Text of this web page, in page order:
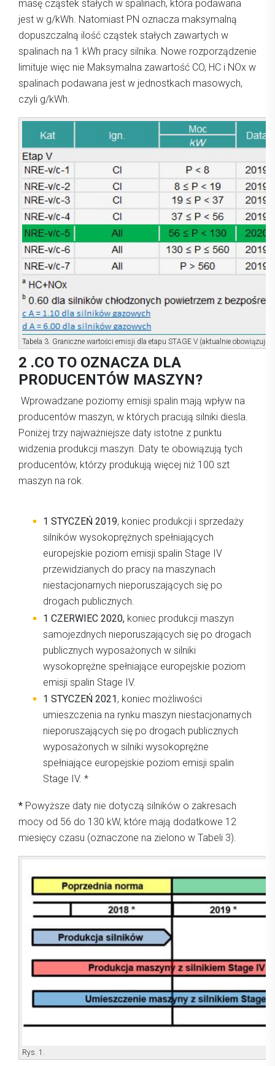
masę cząstek stałych w spalinach, która podawana
jest w g/kWh. Natomiast PN oznacza maksymalną
dopuszczalną ilość cząstek stałych zawartych w
spalinach na 1 kWh pracy silnika. Nowe rozporządzenie
limituje więc nie Maksymalna zawartość CO, HC i NOx w
spalinach podawana jest w jednostkach masowych,
czyli g/kWh.
Tabela 3. Graniczne wartości emisji dla etapu STAGE V (aktualnie
2 .CO TO OZNACZA DLA
PRODUCENTÓW MASZYN?
Wprowadzane poziomy emisji spalin mają wpływ na
producentów maszyn, w których pracują silniki diesla.
Poniżej trzy najważniejsze daty istotne z punktu
widzenia produkcji maszyn. Daty te obowiązują tych
producentów, którzy produkują więcej niż 100 szt
maszyn na rok.
1 STYCZEŃ 2019, koniec produkcji i sprzedaży
silników wysokoprężnych spełniających
europejskie poziom emisji spalin Stage IV
przewidzianych do pracy na maszynach
niestacjonarnych nieporuszających się po
drogach publicznych.
1 CZERWIEC 2020, koniec produkcji maszyn
samojezdnych nieporuszających się po drogach
publicznych wyposażonych w silniki
wysokoprężne spełniające europejskie poziom
emisji spalin Stage IV.
1 STYCZEŃ 2021 , koniec możliwości
umieszczenia na rynku maszyn niestacjonarnych
nieporuszających się po drogach publicznych
wyposażonych w silniki wysokoprężne
spełniające europejskie poziom emisji spalin
Stage IV. *
* Powyższe daty nie dotyczą silników o zakresach
mocy od 56 do 130 kW, które mają dodatkowe 12
miesięcy czasu (oznaczone na zielono w Tabeli 3).
Rys. 1.